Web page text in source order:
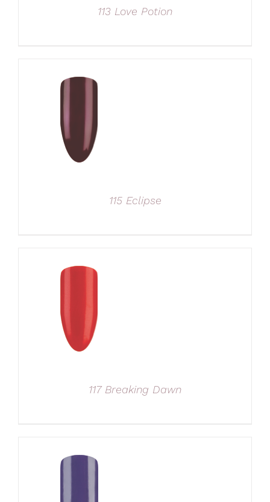
113 Love Potion
115 Eclipse
117 Breaking Dawn